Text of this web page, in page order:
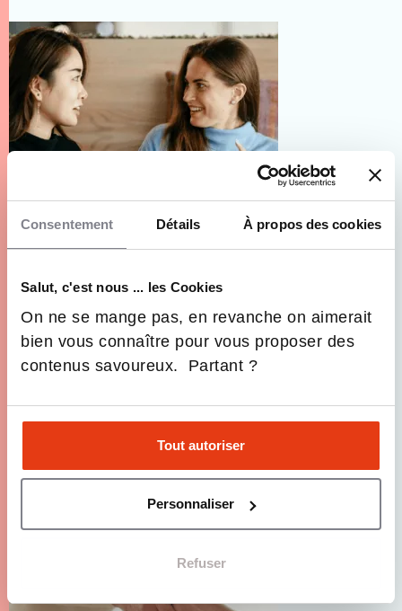
Consentement Détails À propos des cookies
Salut, c'est nous ... les Cookies
On ne se mange pas, en revanche on aimerait
bien vous connaître pour vous proposer des
contenus savoureux. Partant ?
Tout autoriser
Personnaliser
Refuser
Formation : qu’est-ce que le DBA ou Doctorate of
Business Administration ?
Le Doctorate in Business Administration (DBA) se
distingue du doctorat traditionnel par sa
7 Min. Formations, Orientation